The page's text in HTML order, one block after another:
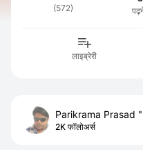
(572)
लाइब्रेरी
Parikrama Prasad
2K फॉलोअर्स